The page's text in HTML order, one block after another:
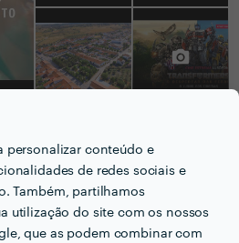
personalizar conteúdo e
de redes sociais e
Também, partilhamos
utilização do site com os nossos
que as podem combinar com
um ou uma cliente pensar
quer realizar antes de falar